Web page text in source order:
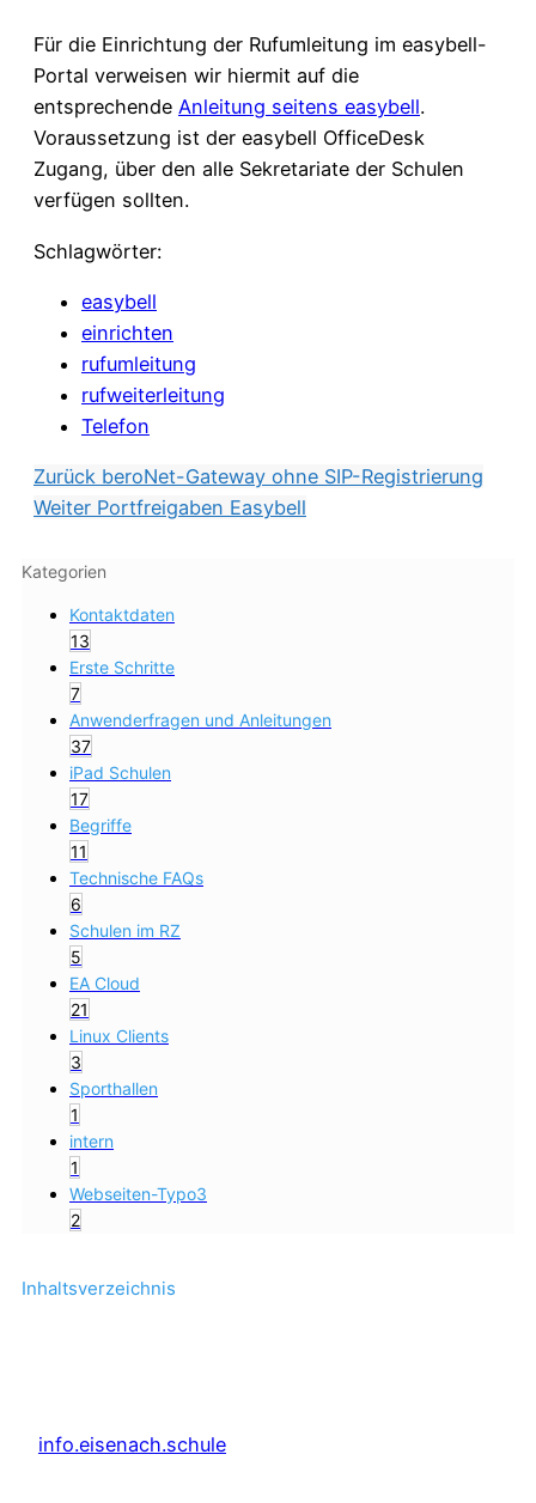
Inhaltsverzeichnis
Für die Einrichtung der Rufumleitung im easybell-
Portal verweisen wir hiermit auf die
entsprechende Anleitung seitens easybell.
Voraussetzung ist der easybell OfficeDesk
Zugang, über den alle Sekretariate der Schulen
verfügen sollten.
Schlagwörter:
easybell
einrichten
rufumleitung
rufweiterleitung
Telefon
Zurück beroNet-Gateway ohne SIP-Registrierung
Weiter Portfreigaben Easybell
Kategorien
Kontaktdaten
13
Erste Schritte
7
Anwenderfragen und Anleitungen
37
iPad Schulen
17
Begriffe
11
Technische FAQs
6
Schulen im RZ
5
EA Cloud
21
Linux Clients
3
Sporthallen
1
intern
1
Webseiten-Typo3
2
info.eisenach.schule